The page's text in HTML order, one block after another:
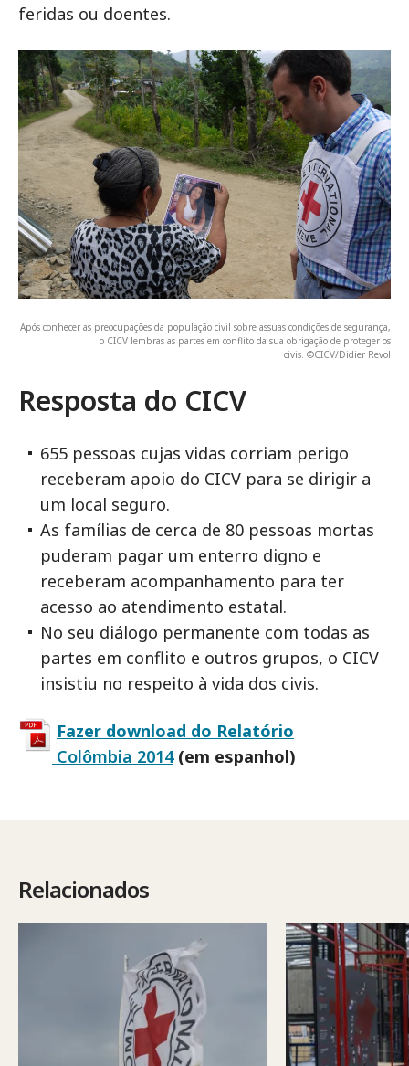
feridas ou doentes.
Após conhecer as preocupações da população civil sobre assuas condições de segurança,
o CICV lembras as partes em conflito da sua obrigação de proteger os
civis. ©CICV/Didier Revol
Resposta do CICV
655 pessoas cujas vidas corriam perigo
receberam apoio do CICV para se dirigir a
um local seguro.
As famílias de cerca de 80 pessoas mortas
puderam pagar um enterro digno e
receberam acompanhamento para ter
acesso ao atendimento estatal.
No seu diálogo permanente com todas as
partes em conflito e outros grupos, o CICV
insistiu no respeito à vida dos civis.
Fazer download do Relatório
Colômbia 2014(em espanhol)
Relacionados